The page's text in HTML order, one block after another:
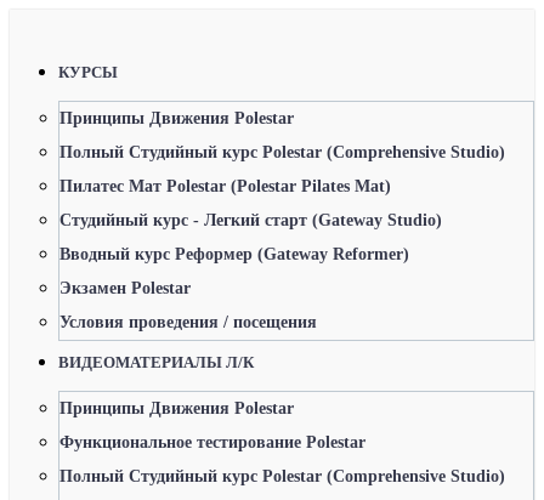
КУРСЫ
Принципы Движения Polestar
Полный Студийный курс Polestar (Comprehensive Studio)
Пилатес Мат Polestar (Polestar Pilates Mat)
Студийный курс - Легкий старт (Gateway Studio)
Вводный курс Реформер (Gateway Reformer)
Экзамен Polestar
Условия проведения / посещения
ВИДЕОМАТЕРИАЛЫ Л/К
Принципы Движения Polestar
Функциональное тестирование Polestar
Полный Студийный курс Polestar (Comprehensive Studio)